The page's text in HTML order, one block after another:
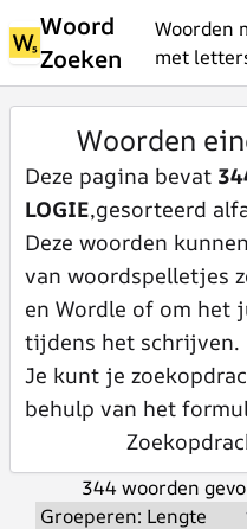
Woord
Zoeken
Woorden
met
Woorden
Deze pagina bevat
LOGIE,gesorteerd
Deze woorden
van woordspelletjes
en Wordle of om het
tijdens het schrijven.
Je kunt je
behulp van het
344 woorden